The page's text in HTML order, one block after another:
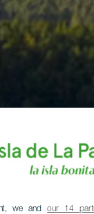
we andour 14